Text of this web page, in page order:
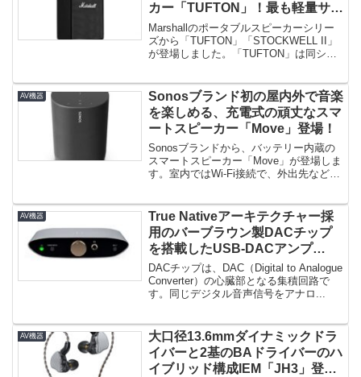
カー「TUFTON」！最も軽量サイ
ズの「STOCKWELLⅡ」登場！
Marshallのポータブルスピーカーシリー
ズから「TUFTON」「STOCKWELL II」
が登場しました。「TUFTON」は同シリ
AV機器
Sonosブランド初の屋内外で音楽
を楽しめる、充電式の頑丈なスマ
ートスピーカー「Move」登場！
Sonosブランドから、バッテリー内蔵の
スマートスピーカー「Move」が登場しま
す。室内ではWi-Fi接続で、外出先などで
AV機器
True Nativeアーキテクチャー採
用のバーブラウン製DACチップ
を搭載したUSB-DACアンプ
「ZEN Air DAC」登場！
DACチップは、DAC（Digital to Analogue
Converter）の心臓部となる集積回路で
す。同じデジタル音声信号をアナロ...
AV機器
大口径13.6mmダイナミックドラ
イバーと2基のBAドライバーのハ
イブリッド構成IEM「JH3」登